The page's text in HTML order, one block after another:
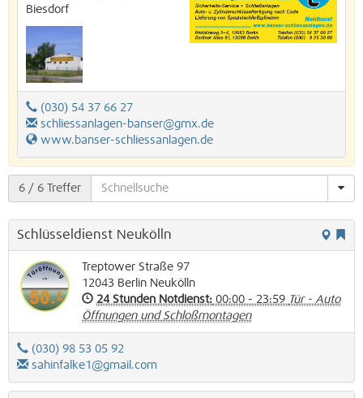
Biesdorf
(030) 54 37 66 27
schliessanlagen-banser@gmx.de
www.banser-schliessanlagen.de
6 / 6 Treffer
Schlüsseldienst Neukölln
Treptower Straße 97
12043 Berlin Neukölln
24 Stunden Notdienst: 00:00 - 23:59 Tür - Auto
Öffnungen und Schloßmontagen
(030) 98 53 05 92
sahinfalke1@gmail.com